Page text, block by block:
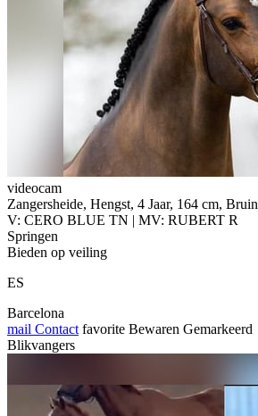
videocam
Zangersheide, Hengst, 4 Jaar, 164 cm, Bruin
V: CERO BLUE TN | MV: RUBERT R
Springen
Bieden op veiling
ES
Barcelona
mail Contact favorite Bewaren Gemarkeerd
Blikvangers